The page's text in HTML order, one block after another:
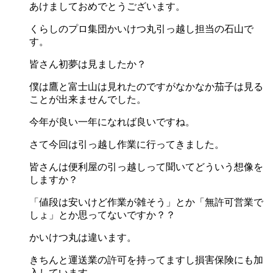
あけましておめでとうございます。
くらしのプロ集団かいけつ丸引っ越し担当の石山で
す。
皆さん初夢は見ましたか？
僕は鷹と富士山は見れたのですがなかなか茄子は見る
ことが出来ませんでした。
今年が良い一年になれば良いですね。
さて今回は引っ越し作業に行ってきました。
皆さんは便利屋の引っ越しって聞いてどういう想像を
しますか？
「値段は安いけど作業が雑そう」とか「無許可営業で
しょ」とか思ってないですか？？
かいけつ丸は違います。
きちんと運送業の許可を持ってますし損害保険にも加